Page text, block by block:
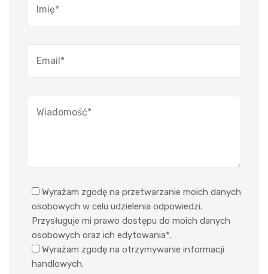
Wyrażam zgodę na przetwarzanie moich danych
osobowych w celu udzielenia odpowiedzi.
Przysługuje mi prawo dostępu do moich danych
osobowych oraz ich edytowania*.
Wyrażam zgodę na otrzymywanie informacji
handlowych.